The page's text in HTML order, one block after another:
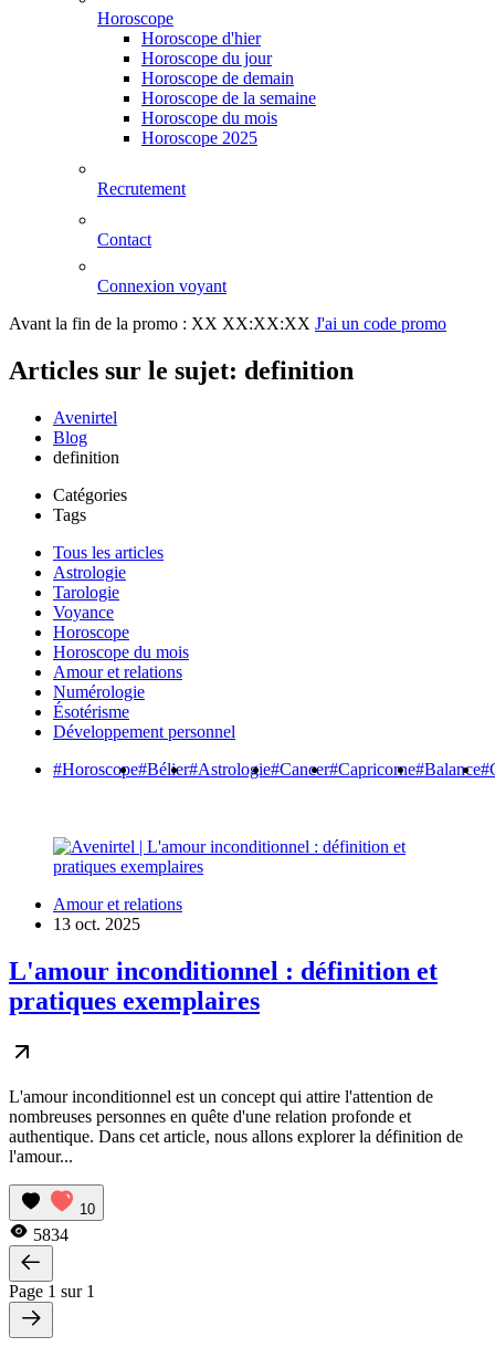
Horoscope
Horoscope d'hier
Horoscope du jour
Horoscope de demain
Horoscope de la semaine
Horoscope du mois
Horoscope 2025
Recrutement
Contact
Connexion voyant
Avant la fin de la promo : XX XX:XX:XX J'ai un code promo
Articles sur le sujet: definition
Avenirtel
Blog
definition
Catégories
Tags
Tous les articles
Astrologie
Tarologie
Voyance
Horoscope
Horoscope du mois
Amour et relations
Numérologie
Ésotérisme
Développement personnel
#Horoscope#Bélier#Astrologie#Cancer#Capricorne#Balance
Amour et relations
13 oct. 2025
L'amour inconditionnel : définition et
pratiques exemplaires
L'amour inconditionnel est un concept qui attire l'attention de
nombreuses personnes en quête d'une relation profonde et
authentique. Dans cet article, nous allons explorer la définition de
l'amour...
10
5834
Page 1 sur 1